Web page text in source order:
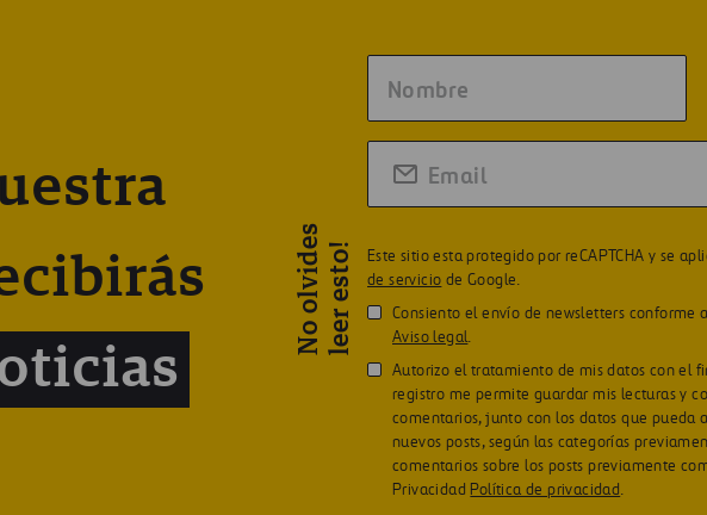
N
o
o
l
v
i
d
e
s
l
e
e
r
e
s
t
o! Este sitio esta protegido por reCAPTCHA y se
de servicio de Google.
Consiento el envío de newsletters conforme
Aviso legal.
Autorizo el tratamiento de mis datos con el
registro me permite guardar mis lecturas y
comentarios, junto con los datos que pueda
nuevos posts, según las categorías
comentarios sobre los posts previamente
Privacidad Política de privacidad.